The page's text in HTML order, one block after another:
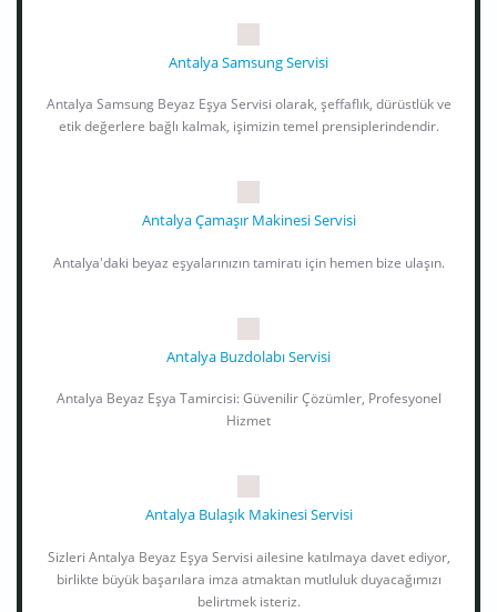
Antalya Samsung Servisi
Antalya Samsung Beyaz Eşya Servisi olarak, şeffaflık, dürüstlük ve
etik değerlere bağlı kalmak, işimizin temel prensiplerindendir.
Antalya Çamaşır Makinesi Servisi
Antalya'daki beyaz eşyalarınızın tamiratı için hemen bize ulaşın.
Antalya Buzdolabı Servisi
Antalya Beyaz Eşya Tamircisi: Güvenilir Çözümler, Profesyonel
Hizmet
Antalya Bulaşık Makinesi Servisi
Sizleri Antalya Beyaz Eşya Servisi ailesine katılmaya davet ediyor,
birlikte büyük başarılara imza atmaktan mutluluk duyacağımızı
belirtmek isteriz.